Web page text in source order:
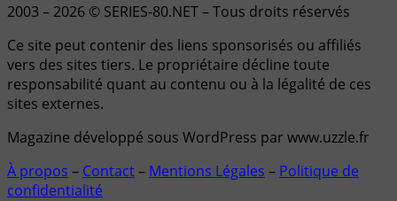
2003 – 2026 © SERIES-80.NET – Tous droits réservés
Ce site peut contenir des liens sponsorisés ou affiliés
vers des sites tiers. Le propriétaire décline toute
responsabilité quant au contenu ou à la légalité de ces
sites externes.
Magazine développé sous WordPress par www.uzzle.fr
À propos – Contact– Mentions Légales – Politique de
confidentialité